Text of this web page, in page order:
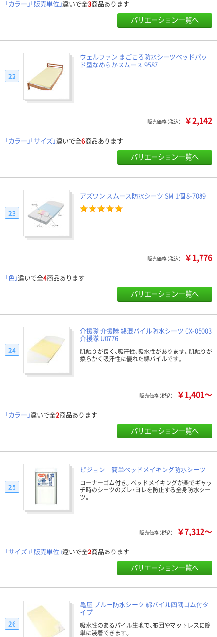
「カラー」「販売単位」違いで全3商品あります
バリエーション一覧へ
ウェルファン まごころ防水シーツベッドパッ
ド型なめらかスムース 9587
22
販売価格（税込） ￥2,142
「カラー」「サイズ」違いで全6商品あります
バリエーション一覧へ
アズワン スムース防水シーツ SM 1個 8-7089
23
販売価格（税込） ￥1,776
「色」違いで全4商品あります
バリエーション一覧へ
介援隊 介援隊 綿混パイル防水シーツ CX-05003
介援隊 U0776
肌触りが良く、吸汗性、吸水性があります。肌触りが
柔らかく吸汗性に優れた綿パイルです。
24
販売価格（税込） ￥1,401～
「カラー」違いで全2商品あります
バリエーション一覧へ
ピジョン 簡単ベッドメイキング防水シーツ
コーナーゴム付き。ベッドメイキングが楽でギャッ
チ時のシーツのズレ・ヨレを防止する全身防水シー
ツ。
25
販売価格（税込） ￥7,312～
「サイズ」「販売単位」違いで全2商品あります
バリエーション一覧へ
亀屋 ブルー防水シーツ 綿パイル四隅ゴム付タ
イプ
吸水性のあるパイル生地で、布団やマットレスに簡
単に装着できます。
26